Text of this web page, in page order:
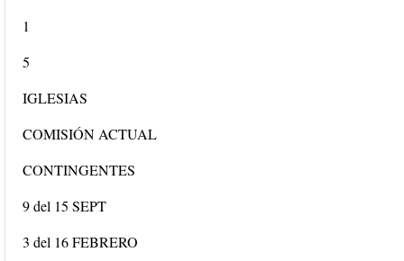
1
5
IGLESIAS
COMISIÓN ACTUAL
CONTINGENTES
9 del 15 SEPT
3 del 16 FEBRERO